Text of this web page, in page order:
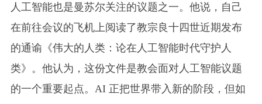
人工智能也是曼苏尔关注的议题之一。他说，自己
在前往会议的飞机上阅读了教宗良十四世近期发布
的通谕《伟大的人类：论在人工智能时代守护人
类》。他认为，这份文件是教会面对人工智能议题
的一个重要起点。AI 正把世界带入新的阶段，但如